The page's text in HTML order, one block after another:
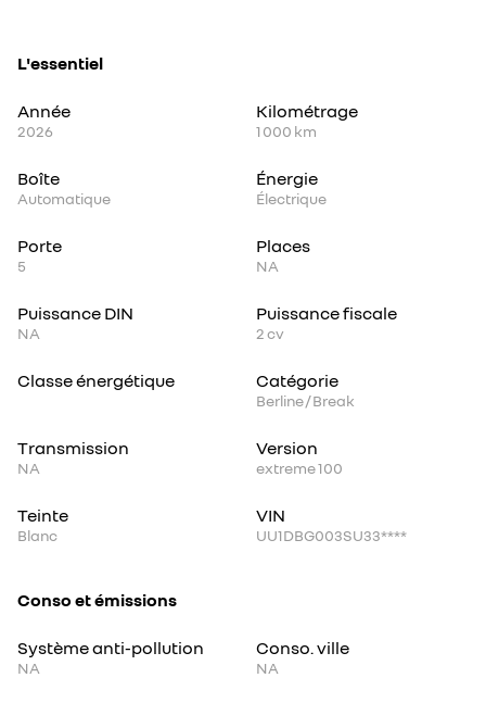
L'essentiel
Année
2026
Kilométrage
1 000 km
Boîte
Automatique
Énergie
Électrique
Porte
5
Places
NA
Puissance DIN
NA
Puissance fiscale
2cv
Classe énergétique Catégorie
Berline / Break
Transmission
NA
Version
extreme 100
Teinte
Blanc
VIN
UU1DBG003SU33****
Conso et émissions
Système anti-pollution
NA
Conso. ville
NA